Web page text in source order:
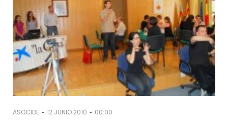
ASOCIDE - 12 JUNIO 2010 - 00:00